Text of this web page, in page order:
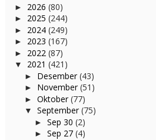
► 2026 (80)
► 2025 (244)
► 2024 (249)
► 2023 (167)
► 2022 (87)
▼ 2021 (421)
► Desember(43)
► November(51)
► Oktober(77)
▼ September(75)
► Sep 30 (2)
► Sep 27 (4)